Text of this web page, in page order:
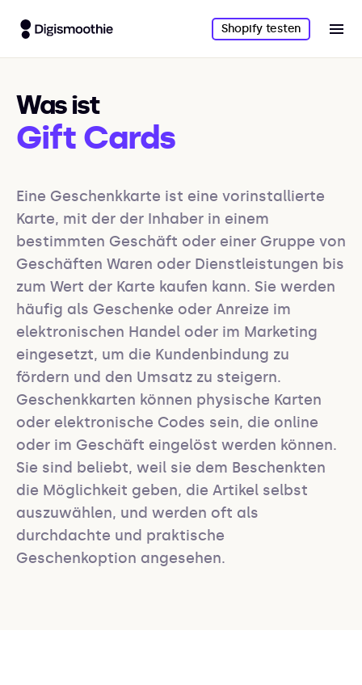
Shopify testen
Was ist
Gift Cards
Eine Geschenkkarte ist eine vorinstallierte
Karte, mit der der Inhaber in einem
bestimmten Geschäft oder einer Gruppe von
Geschäften Waren oder Dienstleistungen bis
zum Wert der Karte kaufen kann. Sie werden
häufig als Geschenke oder Anreize im
elektronischen Handel oder im Marketing
eingesetzt, um die Kundenbindung zu
fördern und den Umsatz zu steigern.
Geschenkkarten können physische Karten
oder elektronische Codes sein, die online
oder im Geschäft eingelöst werden können.
Sie sind beliebt, weil sie dem Beschenkten
die Möglichkeit geben, die Artikel selbst
auszuwählen, und werden oft als
durchdachte und praktische
Geschenkoption angesehen.